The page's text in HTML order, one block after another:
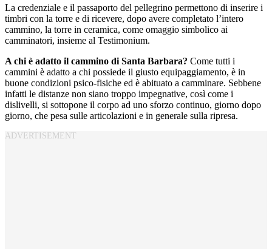
La credenziale e il passaporto del pellegrino permettono di inserire i
timbri con la torre e di ricevere, dopo avere completato l’intero
cammino, la torre in ceramica, come omaggio simbolico ai
camminatori, insieme al Testimonium.
A chi è adatto il cammino di Santa Barbara? Come tutti i
cammini è adatto a chi possiede il giusto equipaggiamento, è in
buone condizioni psico-fisiche ed è abituato a camminare. Sebbene
infatti le distanze non siano troppo impegnative, così come i
dislivelli, si sottopone il corpo ad uno sforzo continuo, giorno dopo
giorno, che pesa sulle articolazioni e in generale sulla ripresa.